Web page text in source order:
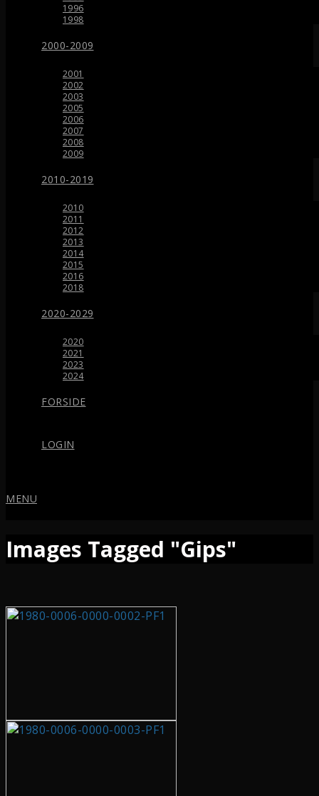
1996
1998
2000-2009
2001
2002
2003
2005
2006
2007
2008
2009
2010-2019
2010
2011
2012
2013
2014
2015
2016
2018
2020-2029
2020
2021
2023
2024
FORSIDE
LOGIN
MENU
Images Tagged "Gips"